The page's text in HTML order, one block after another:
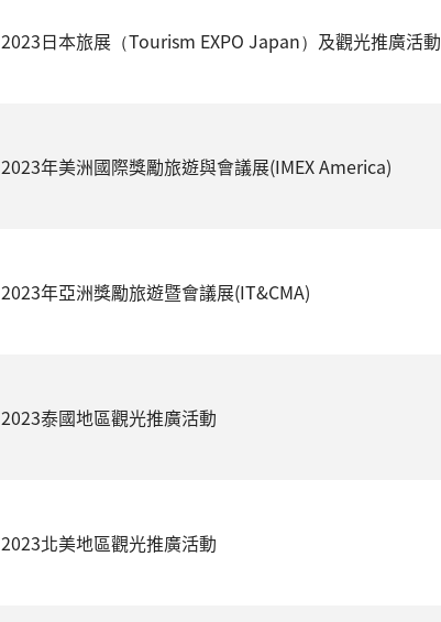
2023日本旅展（Tourism EXPO Japan）及觀光推廣活動
2023年美洲國際獎勵旅遊與會議展(IMEX America)
2023年亞洲獎勵旅遊暨會議展(IT&CMA)
2023泰國地區觀光推廣活動
2023北美地區觀光推廣活動